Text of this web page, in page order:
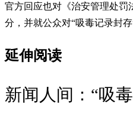
官方回应也对《治安管理处罚
分，并就公众对“吸毒记录封存
延伸阅读
新闻人间：“吸